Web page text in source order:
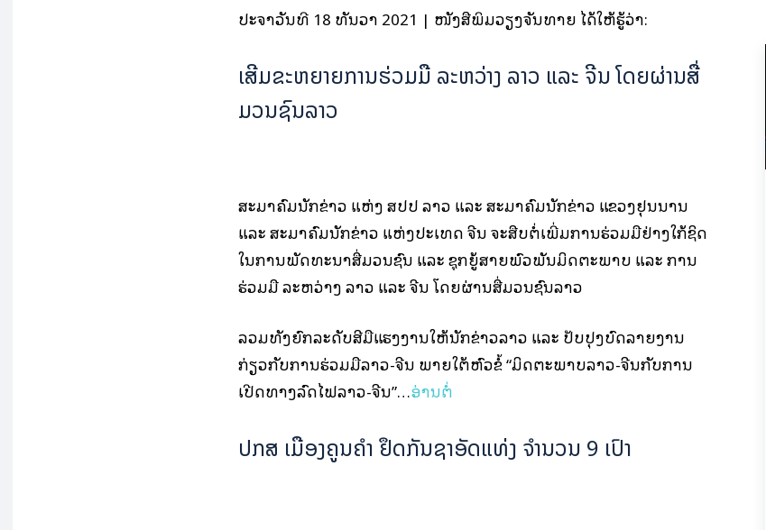
ປະຈຳວັນທີ 18 ທັນວາ 2021 | ໜັງສືພິມວຽງຈັນທາຍ ໄດ້ໃຫ້ຮູ້ວ່າ:
​ເສີມຂະຫຍາຍການ​ຮ່ວມ​ມື ​ລະຫວ່າງ ​ລາວ ​ແລະ​ ຈີນ​ ໂດຍ​ຜ່ານ​ສື່​
ມວນ​ຊົນ​ລາວ
ສະມາຄົມນັກຂ່າວ ​ແຫ່ງ​ ສປປ ​ລາວ ​ແລະ ​ສະມາຄົມນັກຂ່າວ ແຂວງຢຸນນານ
ແລະ ສະມາຄົມນັກຂ່າວ ແຫ່ງປະເທດ ຈີນ ຈະ​ສືບ​ຕໍ່​ເພີ່ມ​ການ​ຮ່ວມ​ມື​ຢ່າງ​ໃກ້ຊິດ​
ໃນ​ການ​ພັດທະນາ​ສື່​ມວນ​ຊົນ ແລະ ​ຊຸກ​ຍູ້​ສາຍ​ພົວ​ພັນ​ມິດ​ຕະ​ພາບ​ ແລະ ​ການ​
ຮ່ວມ​ມື​ ລະຫວ່າງ​ ລາວ​ ແລະ​ ຈີນ​ ໂດຍ​ຜ່ານ​ສື່​ມວນ​ຊົນ​ລາວ
ລວມທັງ​ຍົກ​ລະດັບ​ສີມື​ແຮງ​ງານ​ໃຫ້ນັກ​ຂ່າວ​ລາວ ແລະ ​ປັບປຸງ​ບົດ​ລາຍ​ງານ​
ກ່ຽວ​ກັບ​ການ​ຮ່ວມ​ມື​ລາວ-ຈີນ ​ພາຍ​ໃຕ້​ຫົວ​ຂໍ້ “ມິດຕະພາບ​ລາວ-ຈີນ​ກັບ​ການ​
ເປີດ​ທາງ​ລົດ​ໄຟ​ລາວ-ຈີນ”…ອ່ານຕໍ່
ປກສ ເມືອງຄູນຄໍາ ຢຶດກັນຊາອັດແທ່ງ ຈໍານວນ 9 ເປົາ